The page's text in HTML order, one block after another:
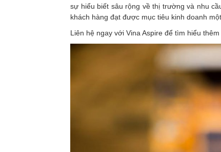
sự hiểu biết sâu rộng về thị trường và nhu
khách hàng đạt được mục tiêu kinh doanh
Liên hệ ngay với Vina Aspire để tìm hiểu